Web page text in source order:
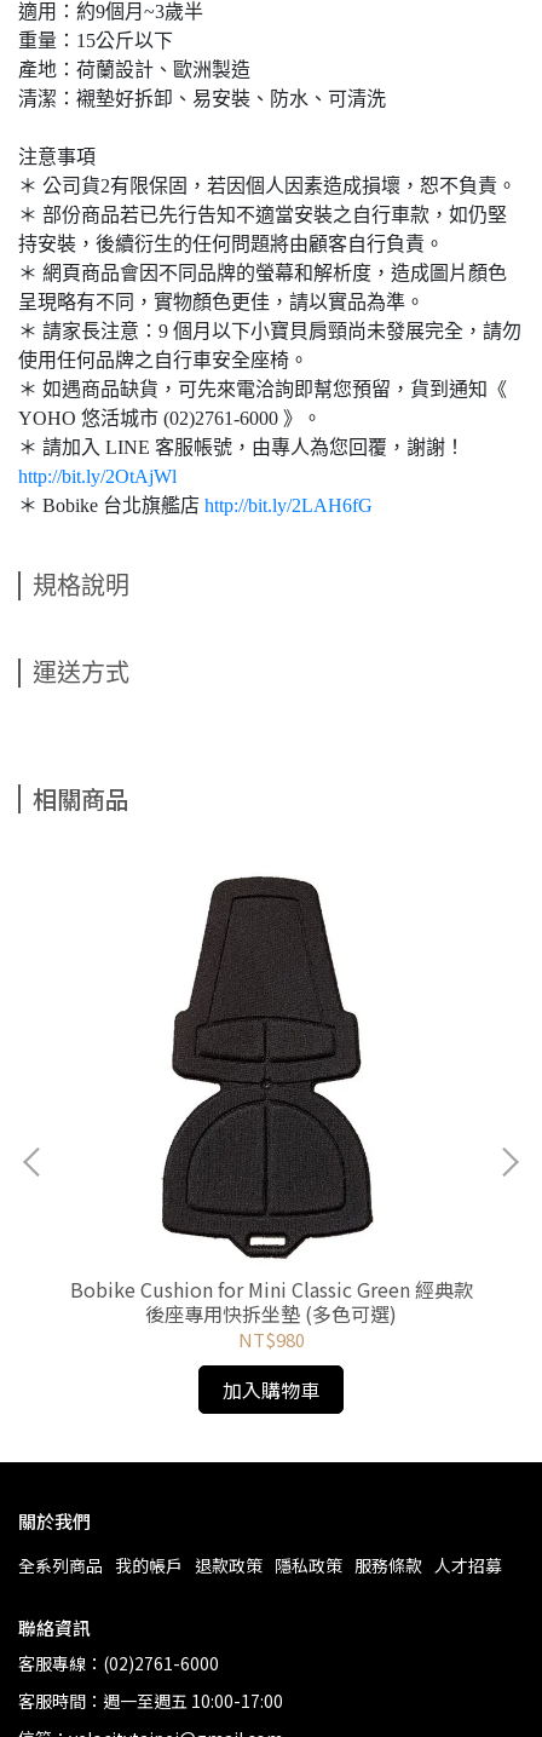
適用：約9個月~3歲半
重量：15公斤以下
產地：荷蘭設計、歐洲製造
清潔：襯墊好拆卸、易安裝、防水、可清洗
注意事項
＊ 公司貨2有限保固，若因個人因素造成損壞，恕不負責。
＊ 部份商品若已先行告知不適當安裝之自行車款，如仍堅
持安裝，後續衍生的任何問題將由顧客自行負責。
＊ 網頁商品會因不同品牌的螢幕和解析度，造成圖片顏色
呈現略有不同，實物顏色更佳，請以實品為準。
＊ 請家長注意：9 個月以下小寶貝肩頸尚未發展完全，請勿
使用任何品牌之自行車安全座椅。
＊ 如遇商品缺貨，可先來電洽詢即幫您預留，貨到通知《
YOHO 悠活城市 (02)2761-6000 》。
＊ 請加入 LINE 客服帳號，由專人為您回覆，謝謝！
http://bit.ly/2OtAjWl
＊ Bobike 台北旗艦店 http://bit.ly/2LAH6fG
規格說明
運送方式
相關商品
Bobike Cushion for Mini Classic Green 經典款
後座專用快拆坐墊 (多色可選)
NT$980
加入購物車
關於我們
全系列商品 我的帳戶 退款政策 隱私政策 服務條款 人才招募
聯絡資訊
客服專線：(02)2761-6000
客服時間：週一至週五 10:00-17:00